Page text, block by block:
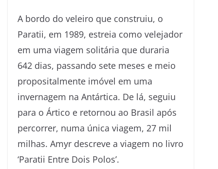
A bordo do veleiro que construiu, o
Paratii, em 1989, estreia como velejador
em uma viagem solitária que duraria
642 dias, passando sete meses e meio
propositalmente imóvel em uma
invernagem na Antártica. De lá, seguiu
para o Ártico e retornou ao Brasil após
percorrer, numa única viagem, 27 mil
milhas. Amyr descreve a viagem no livro
‘Paratii Entre Dois Polos’.